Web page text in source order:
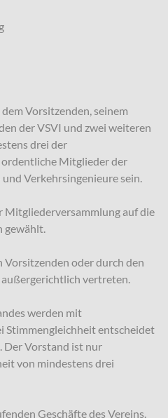
Vorsitzenden, seinem
der VSVI und zwei weiteren
drei der
Mitglieder der
Verkehrsingenieure sein.
Mitgliederversammlung auf die
gewählt.
Vorsitzenden oder durch den
vertreten.
werden mit
Stimmengleichheit entscheidet
Der Vorstand ist nur
von mindestens drei
Geschäfte des Vereins.